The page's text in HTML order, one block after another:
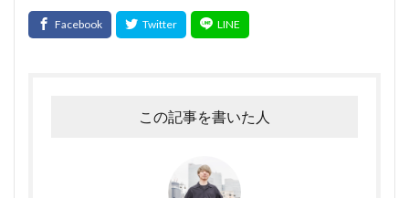
この記事を書いた人